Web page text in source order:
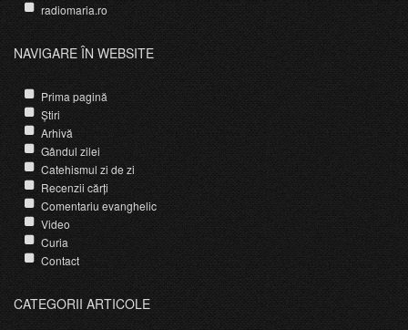
radiomaria.ro
NAVIGARE ÎN WEBSITE
Prima pagină
Știri
Arhivă
Gândul zilei
Catehismul zi de zi
Recenzii cărți
Comentariu evanghelic
Video
Curia
Contact
CATEGORII ARTICOLE